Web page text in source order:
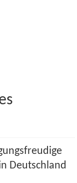
Deutschland